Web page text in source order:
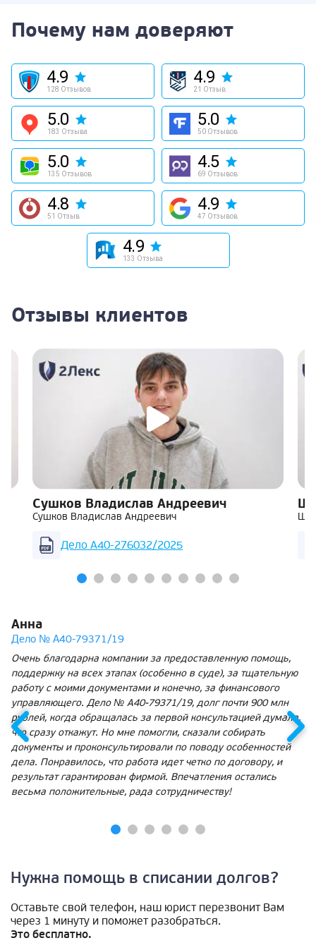
Почему нам доверяют
4.9
128 Отзывов
4.9
21 Отзыв
5.0
183 Отзыва
5.0
50 Отзывов
5.0
135 Отзывов
4.5
69 Отзывов
4.8
51 Отзыв
4.9
47 Отзывов
4.9
133 Отзыва
Отзывы клиентов
Сушков Владислав Андреевич
Сушков Владислав Андреевич
Дело А40-276032/2025
Анна
Дело № А40-79371/19
Очень благодарна компании за предоставленную помощь,
поддержку на всех этапах (особенно в суде), за тщательную
работу с моими документами и конечно, за финансового
управляющего. Дело № А40-79371/19, долг почти 900 млн
рублей, когда обращалась за первой консультацией думала,
что сразу откажут. Но мне помогли, сказали собирать
документы и проконсультировали по поводу особенностей
дела. Понравилось, что работа идет четко по договору, и
результат гарантирован фирмой. Впечатления остались
весьма положительные, рада сотрудничеству!
Нужна помощь в списании долгов?
Оставьте свой телефон, наш юрист перезвонит Вам
через 1 минуту и поможет разобраться.
Это бесплатно.